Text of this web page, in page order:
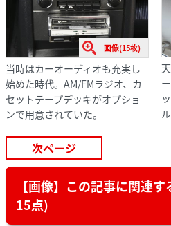
画像(15枚)
当時はカーオーディオも充実し
始めた時代。AM/FMラジオ、カ
セットテープデッキがオプショ
ンで用意されていた。
次ページ
【画像】この記事に関連
15点)